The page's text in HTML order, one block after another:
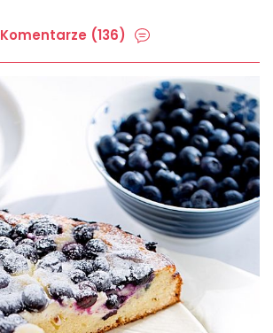
Komentarze (136)